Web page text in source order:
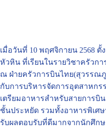
เมื่อวันที่ 10 พฤศจิกายน 2568
หัวหิน ที่เรียนในรายวิชาครัวกา
ณ ฝ่ายครัวการบินไทย(สุวรรณ
กับการบริหารจัดการอุตสาหกร
เตรียมอาหารสำหรับสายการบิ
ชั้นประหยัด รวมทั้งอาหารพิเศ
รับผลตอบรับที่ดีมากจากนักศึก